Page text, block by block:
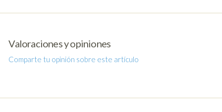
Valoraciones y opiniones
Comparte tu opinión sobre este artículo